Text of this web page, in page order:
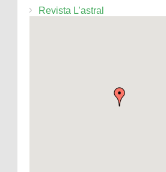
Revista L’astral